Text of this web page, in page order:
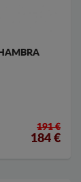
191 €
184 €